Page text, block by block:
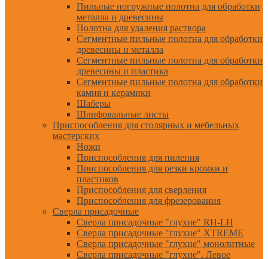
Пильные погружные полотна для обработки
металла и древесины
Полотна для удаления раствора
Сегментные пильные полотна для обработки
древесины и металла
Сегментные пильные полотна для обработки
древесины и пластика
Сегментные пильные полотна для обработки
камня и керамики
Шаберы
Шлифовальные листы
Приспособления для столярных и мебельных
мастерских
Ножи
Приспособления для пиления
Приспособления для резки кромки и
пластиков
Приспособления для сверления
Приспособления для фрезерования
Сверла присадочные
Сверла присадочные "глухие" RH-LH
Сверла присадочные "глухие" XTREME
Сверла присадочные "глухие" монолитные
Сверла присадочные "глухие". Левое